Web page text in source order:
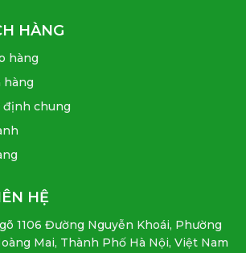
HÀNG
hàng
hàng
định chung
HỆ
1106 Đường Nguyễn Khoái, Phường
Mai, Thành Phố Hà Nội, Việt Nam